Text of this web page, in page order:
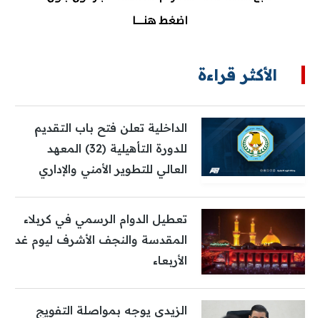
الأكثر قراءة
الداخلية تعلن فتح باب التقديم
للدورة التأهيلية (32) المعهد
العالي للتطوير الأمني والإداري
تعطيل الدوام الرسمي في كربلاء
المقدسة والنجف الأشرف ليوم غد
الأربعاء
الزيدي يوجه بمواصلة التفويج